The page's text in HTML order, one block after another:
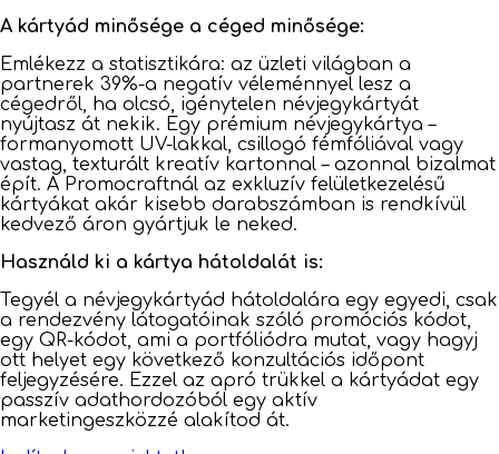
A kártyád minősége a céged minősége:
Emlékezz a statisztikára: az üzleti világban a
partnerek 39%-a negatív véleménnyel lesz a
cégedről, ha olcsó, igénytelen névjegykártyát
nyújtasz át nekik. Egy prémium névjegykártya –
formanyomott UV-lakkal, csillogó fémfóliával vagy
vastag, texturált kreatív kartonnal – azonnal bizalmat
épít. A Promocraftnál az exkluzív felületkezelésű
kártyákat akár kisebb darabszámban is rendkívül
kedvező áron gyártjuk le neked.
Használd ki a kártya hátoldalát is:
Tegyél a névjegykártyád hátoldalára egy egyedi, csak
a rendezvény látogatóinak szóló promóciós kódot,
egy QR-kódot, ami a portfóliódra mutat, vagy hagyj
ott helyet egy következő konzultációs időpont
feljegyzésére. Ezzel az apró trükkel a kártyádat egy
passzív adathordozóból egy aktív
marketingeszközzé alakítod át.